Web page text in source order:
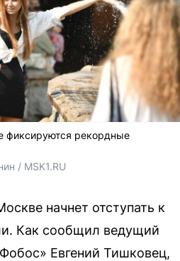
фиксируются рекордные
/ MSK1.RU
начнет отступать к
Как сообщил ведущий
Евгений Тишковец,